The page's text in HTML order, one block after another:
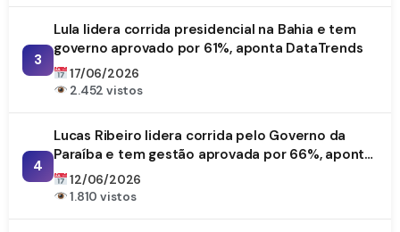
3
Lula lidera corrida presidencial na Bahia e tem
governo aprovado por 61%, aponta DataTrends
17/06/2026
2.452 vistos
4
Lucas Ribeiro lidera corrida pelo Governo da
Paraíba e tem gestão aprovada por 66%, aponta
DataTrends
12/06/2026
1.810 vistos